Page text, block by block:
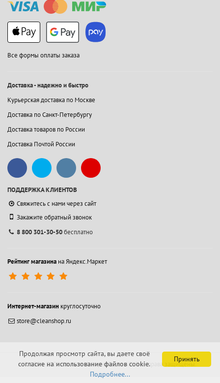
Все формы оплаты заказа
Доставка - надежно и быстро
Курьерская доставка по Москве
Доставка по Санкт-Петербургу
Доставка товаров по России
Доставка Почтой России
ПОДДЕРЖКА КЛИЕНТОВ
Свяжитесь с нами через сайт
Закажите обратный звонок
8 800 301-30-50бесплатно
Рейтинг магазина на Яндекс.Маркет
Интернет-магазин круглосуточно
store@cleanshop.ru
© 1994-2026 Контакт Интернейшнл АО.Все права защищены.
Принять
Продолжая просмотр сайта, вы даете своё
согласие на использование файлов cookie.
Подробнее...